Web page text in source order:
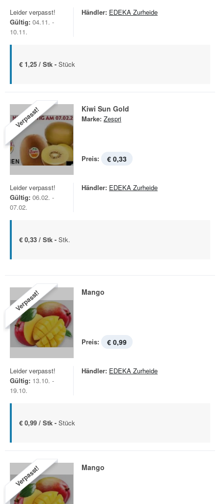
Leider verpasst!
Gültig: 04.11. -
10.11.
Händler: EDEKA Zurheide
€ 1,25 / Stk - Stück
Verpasst! Kiwi Sun Gold
Marke: Zespri
Preis: € 0,33
Leider verpasst!
Gültig: 06.02. -
07.02.
Händler: EDEKA Zurheide
€ 0,33 / Stk - Stk.
Verpasst! Mango
Preis: € 0,99
Leider verpasst!
Gültig: 13.10. -
19.10.
Händler: EDEKA Zurheide
€ 0,99 / Stk - Stück
Verpasst! Mango